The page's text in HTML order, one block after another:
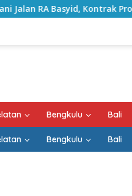
Proyek Sudah Rampung
Bengkulu Bali
Bengkulu Bali